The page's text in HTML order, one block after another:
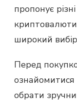
пропонує
широкий
Перед
ознайомитися
обрати